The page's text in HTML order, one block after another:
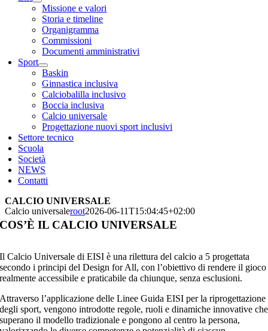
Missione e valori
Storia e timeline
Organigramma
Commissioni
Documenti amministrativi
Sport
Baskin
Ginnastica inclusiva
Calciobalilla inclusivo
Boccia inclusiva
Calcio universale
Progettazione nuovi sport inclusivi
Settore tecnico
Scuola
Società
NEWS
Contatti
CALCIO UNIVERSALE
Calcio universaleroot2026-06-11T15:04:45+02:00
COS’È IL CALCIO UNIVERSALE
Il Calcio Universale di EISI è una rilettura del calcio a 5 progettata
secondo i principi del Design for All, con l’obiettivo di rendere il gioco
realmente accessibile e praticabile da chiunque, senza esclusioni.
Attraverso l’applicazione delle Linee Guida EISI per la riprogettazione
degli sport, vengono introdotte regole, ruoli e dinamiche innovative che
superano il modello tradizionale e pongono al centro la persona,